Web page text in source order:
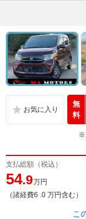
無
料
※
支払総額（税込）
54.9万円
（諸経費6 .0 万円含む）
こ